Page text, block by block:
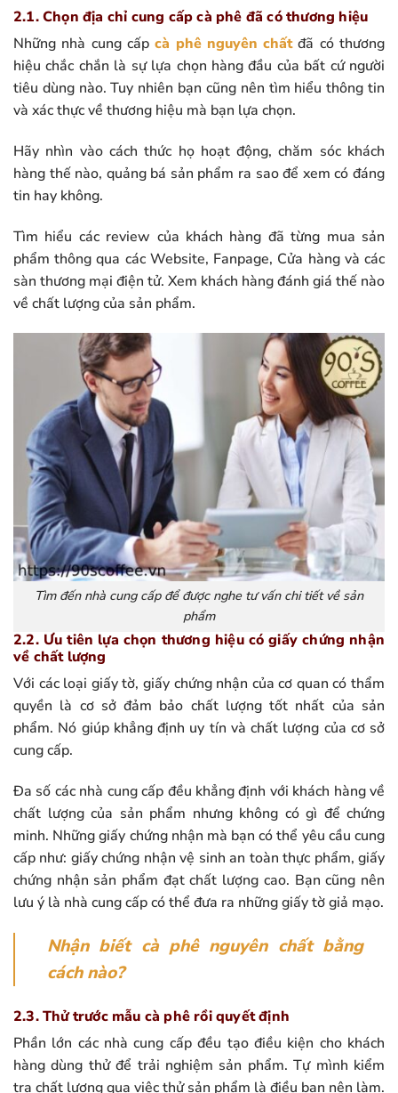
2.1. Chọn địa chỉ cung cấp cà phê đã có thương hiệu
Những nhà cung cấpcà phê nguyên chấtđã có thương
hiệu chắc chắn là sự lựa chọn hàng đầu của bất cứ người
tiêu dùng nào. Tuy nhiên bạn cũng nên tìm hiểu thông tin
và xác thực về thương hiệu mà bạn lựa chọn.
Hãy nhìn vào cách thức họ hoạt động, chăm sóc khách
hàng thế nào, quảng bá sản phẩm ra sao để xem có đáng
tin hay không.
Tìm hiểu các review của khách hàng đã từng mua sản
phẩm thông qua các Website, Fanpage, Cửa hàng và các
sàn thương mại điện tử. Xem khách hàng đánh giá thế nào
về chất lượng của sản phẩm.
Tìm đến nhà cung cấp để được nghe tư vấn chi tiết về sản
phẩm
2.2. Ưu tiên lựa chọn thương hiệu có giấy chứng nhận
về chất lượng
Với các loại giấy tờ, giấy chứng nhận của cơ quan có thẩm
quyền là cơ sở đảm bảo chất lượng tốt nhất của sản
phẩm. Nó giúp khẳng định uy tín và chất lượng của cơ sở
cung cấp.
Đa số các nhà cung cấp đều khẳng định với khách hàng về
chất lượng của sản phẩm nhưng không có gì để chứng
minh. Những giấy chứng nhận mà bạn có thể yêu cầu cung
cấp như: giấy chứng nhận vệ sinh an toàn thực phẩm, giấy
chứng nhận sản phẩm đạt chất lượng cao. Bạn cũng nên
lưu ý là nhà cung cấp có thể đưa ra những giấy tờ giả mạo.
Nhận biết cà phê nguyên chất bằng
cách nào?
2.3. Thử trước mẫu cà phê rồi quyết định
Phần lớn các nhà cung cấp đều tạo điều kiện cho khách
hàng dùng thử để trải nghiệm sản phẩm. Tự mình kiểm
tra chất lượng qua việc thử sản phẩm là điều bạn nên làm.